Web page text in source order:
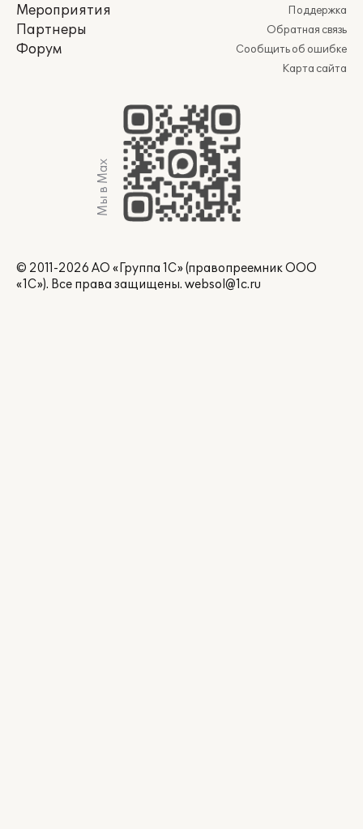
Мероприятия
Партнеры
Форум
Поддержка
Обратная связь
Сообщить об ошибке
Карта сайта
Мы в Max
© 2011-2026 АО «Группа 1С» (правопреемник ООО
«1С»). Все права защищены. websol@1c.ru